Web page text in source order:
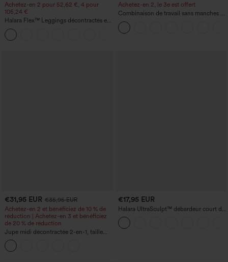
Achetez-en 2 pour 52,62 €, 4 pour
105,24 €
Halara Flex™ Leggings décontractés en
jean à taille haute avec poches
Achetez-en 2, le 3e est offert
Combinaison de travail sans manches à
encolure bateau, côtés noués, toucher
frais, rayée, avec poches — Édition Easy
Peezy
€31,95 EUR €35,95 EUR
Achetez-en 2 et bénéficiez de 10 % de
réduction | Achetez-en 3 et bénéficiez
de 20 % de réduction
Jupe midi décontractée 2-en-1, taille
haute à effet gainant, froncée avec
ourlet arrondi, en polaire et PU
€17,95 EUR
Halara UltraSculpt™ débardeur court de
yoga dos nu torsadé à bretelles doubles